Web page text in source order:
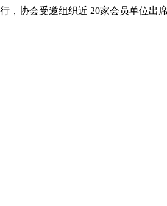
，协会受邀组织近 20家会员单位出